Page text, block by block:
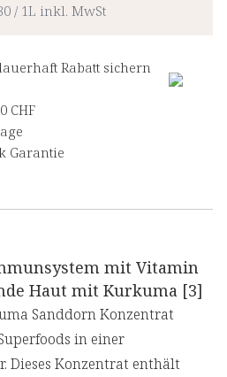
/ 1L inkl. MwSt
Rabatt sichern
CHF
Garantie
mit Vitamin
Haut mit Kurkuma [3]
Sanddorn Konzentrat
in einer
Dieses Konzentrat enthält